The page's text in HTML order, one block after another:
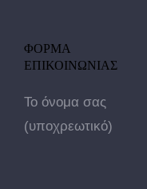
ΦΟΡΜΑ
ΕΠΙΚΟΙΝΩΝΙΑΣ
Το όνομα σας
(υποχρεωτικό)